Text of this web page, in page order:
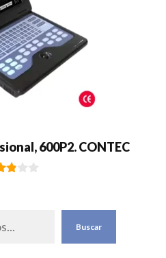
600P2. CONTEC
Buscar